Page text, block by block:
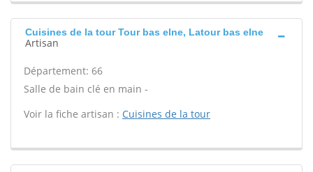
Cuisines de la tour Tour bas elne, Latour bas elne
Artisan
Département: 66
Salle de bain clé en main -
Voir la fiche artisan : Cuisines de la tour